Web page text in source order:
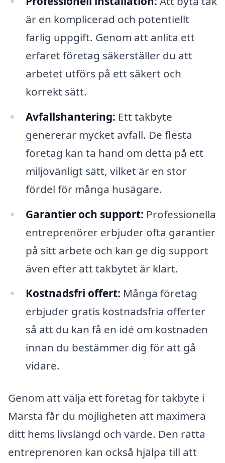
är en komplicerad och potentiellt
farlig uppgift. Genom att anlita ett
erfaret företag säkerställer du att
arbetet utförs på ett säkert och
korrekt sätt.
Avfallshantering: Ett takbyte
genererar mycket avfall. De flesta
företag kan ta hand om detta på ett
miljövänligt sätt, vilket är en stor
fördel för många husägare.
Garantier och support: Professionella
entreprenörer erbjuder ofta garantier
på sitt arbete och kan ge dig support
även efter att takbytet är klart.
Kostnadsfri offert: Många företag
erbjuder gratis kostnadsfria offerter
så att du kan få en idé om kostnaden
innan du bestämmer dig för att gå
vidare.
Genom att välja ett företag för takbyte i
Märsta får du möjligheten att maximera
ditt hems livslängd och värde. Den rätta
entreprenören kan också hjälpa till att